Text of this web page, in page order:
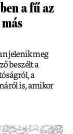
a fű az
jelenik meg
beszélt a
a
is, amikor